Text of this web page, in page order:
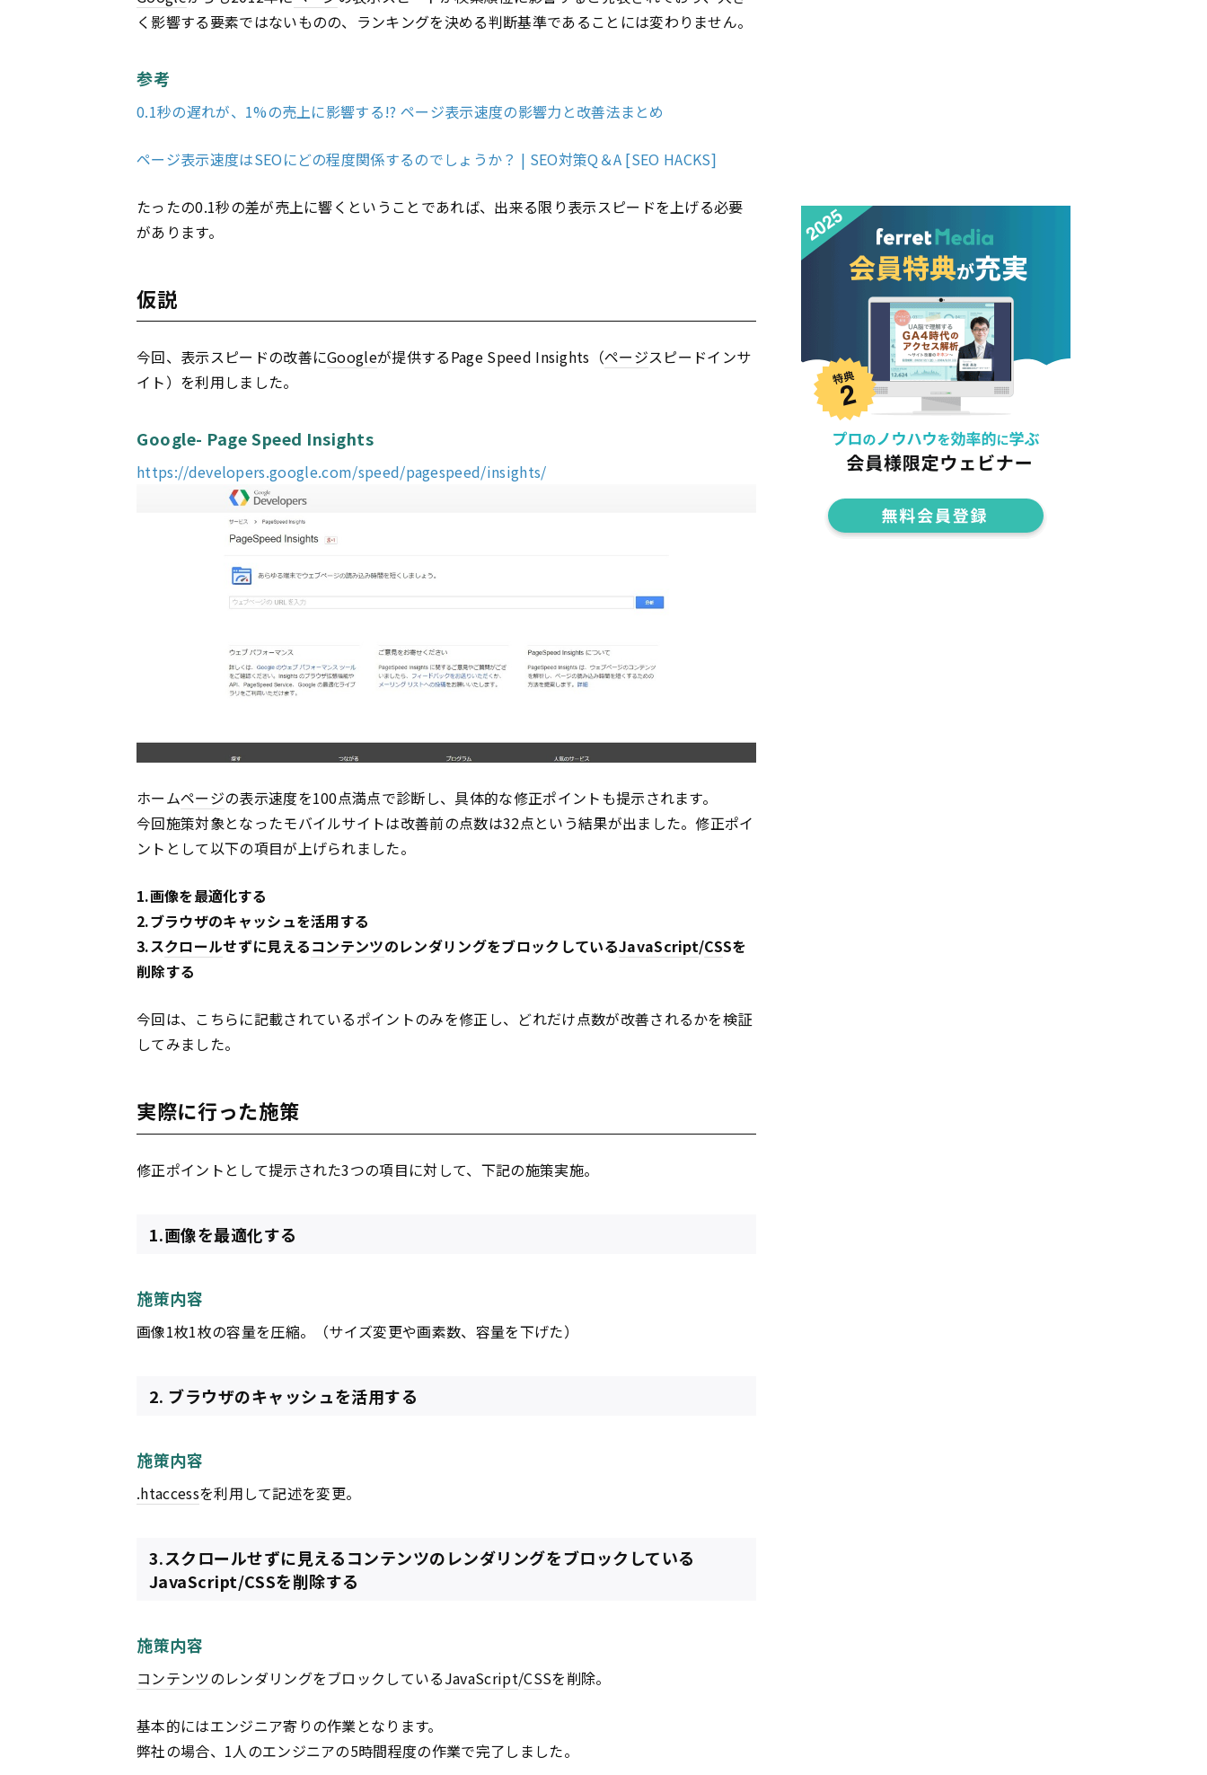
く影響する要素ではないものの、ランキングを決める判断基準であることには変わりません。
参考
0.1秒の遅れが、1%の売上に影響する!? ページ表示速度の影響力と改善法まとめ
ページ表示速度はSEOにどの程度関係するのでしょうか？ | SEO対策Q＆A [SEO HACKS]
たったの0.1秒の差が売上に響くということであれば、出来る限り表示スピードを上げる必要
があります。
仮説
今回、表示スピードの改善にGoogleが提供するPage Speed Insights（ページスピードインサ
イト）を利用しました。
Google- Page Speed Insights
https://developers.google.com/speed/pagespeed/insights/
ホームページの表示速度を100点満点で診断し、具体的な修正ポイントも提示されます。
今回施策対象となったモバイルサイトは改善前の点数は32点という結果が出ました。修正ポイ
ントとして以下の項目が上げられました。
1.画像を最適化する
2.ブラウザのキャッシュを活用する
3.スクロールせずに見えるコンテンツのレンダリングをブロックしているJavaScript/CSSを
削除する
今回は、こちらに記載されているポイントのみを修正し、どれだけ点数が改善されるかを検証
してみました。
実際に行った施策
修正ポイントとして提示された3つの項目に対して、下記の施策実施。
1.画像を最適化する
施策内容
画像1枚1枚の容量を圧縮。（サイズ変更や画素数、容量を下げた）
2. ブラウザのキャッシュを活用する
施策内容
.htaccessを利用して記述を変更。
3.スクロールせずに見えるコンテンツのレンダリングをブロックしている
JavaScript/CSSを削除する
施策内容
コンテンツのレンダリングをブロックしているJavaScript/CSSを削除。
基本的にはエンジニア寄りの作業となります。
弊社の場合、1人のエンジニアの5時間程度の作業で完了しました。